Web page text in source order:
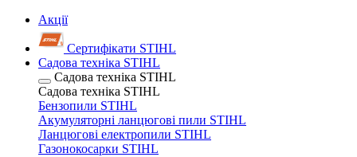
Акції
Сертифікати STIHL
Садова техніка STIHL
Садова техніка STIHL
Садова техніка STIHL
Бензопили STIHL
Акумуляторні ланцюгові пили STIHL
Ланцюгові електропили STIHL
Газонокосарки STIHL